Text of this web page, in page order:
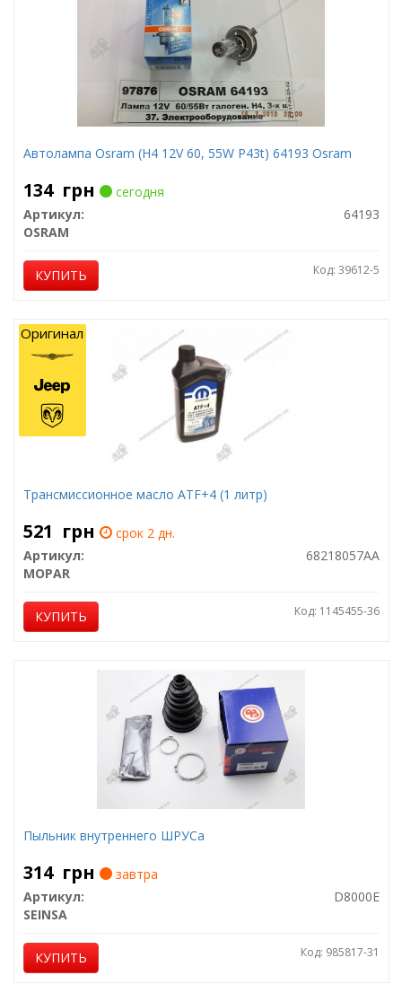
Автолампа Osram (H4 12V 60, 55W P43t) 64193 Osram
134 грн
сегодня
Артикул:
64193
OSRAM
КУПИТЬ Код: 39612-5
Трансмиссионное масло ATF+4 (1 литр)
521 грн
срок 2 дн.
Артикул:
68218057AA
MOPAR
КУПИТЬ Код: 1145455-36
Оригинал
Пыльник внутреннего ШРУСа
314 грн
завтра
Артикул:
D8000E
SEINSA
КУПИТЬ Код: 985817-31